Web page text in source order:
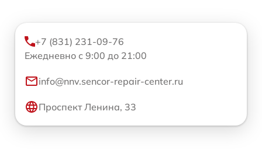
+7 (831) 231-09-76
Ежедневно с 9:00 до 21:00
info@nnv.sencor-repair-center.ru
Проспект Ленина, 33